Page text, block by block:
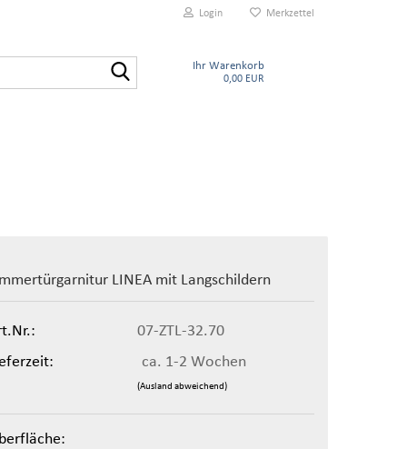
Login Merkzettel
Ihr Warenkorb
0,00 EUR
LINEA mit Langschildern
07-ZTL-32.70
ca. 1-2 Wochen
(Ausland abweichend)